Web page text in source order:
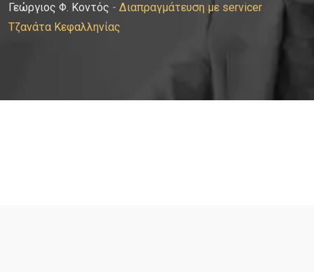
Γεώργιος Φ. Κοντός - Διαπραγμάτευση με servicer
Τζανάτα Κεφαλληνίας